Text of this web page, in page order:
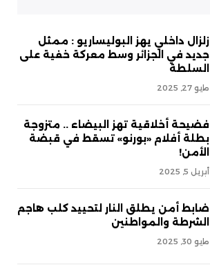
زلزال داخلي يهز البوليساريو : ممثل
جديد في الجزائر وسط معركة خفية على
السلطة
مايو 27, 2025
فضيحة أخلاقية تهز البيضاء .. متزوجة
بطلة أفلام «بورنو» تسقط في قبضة
الأمن!
أبريل 5, 2025
ضابط أمن يطلق النار لتحييد كلب هاجم
الشرطة والمواطنين
مايو 30, 2025